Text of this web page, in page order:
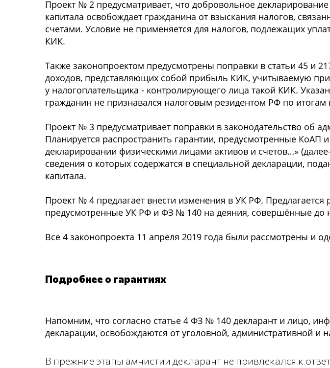
Проект № 2 предусматривает, что добровольное
капитала освобождает гражданина от взыскания налогов,
счетами. Условие не применяется для налогов, подлежащих
КИК.
Также законопроектом предусмотрены поправки в статьи 45 и
доходов, представляющих собой прибыль КИК, учитываемую
у налогоплательщика - контролирующего лица такой КИК.
гражданин не признавался налоговым резидентом РФ по итогам
Проект № 3 предусматривает поправки в законодательство об
Планируется распространить гарантии, предусмотренные
декларировании физическими лицами активов и счетов…»
сведения о которых содержатся в специальной декларации,
капитала.
Проект № 4 предлагает внести изменения в УК РФ. Предлагается
предусмотренные УК РФ и ФЗ № 140 на деяния, совершённые до
Все 4 законопроекта 11 апреля 2019 года были рассмотрены и
Подробнее о гарантиях
Напомним, что согласно статье 4 ФЗ № 140 декларант и лицо,
декларации, освобождаются от уголовной, административной и
В прежние этапы амнистии декларант не привлекался к